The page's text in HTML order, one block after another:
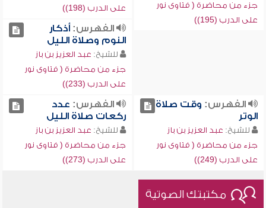
جزء من محاضرة ( فتاوى نور
على الدرب (195))
على الدرب (198))
الفهرس:أذكار
النوم وصلاة الليل
للشيخ: عبد العزيز بن باز
جزء من محاضرة ( فتاوى نور
على الدرب (233))
الفهرس: وقت صلاة
الوتر
للشيخ: عبد العزيز بن باز
جزء من محاضرة ( فتاوى نور
على الدرب (249))
الفهرس: عدد
ركعات صلاة الليل
للشيخ: عبد العزيز بن باز
جزء من محاضرة ( فتاوى نور
على الدرب (273))
مكتبتك الصوتية